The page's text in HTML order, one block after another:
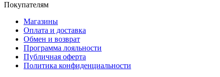
Покупателям
Магазины
Оплата и доставка
Обмен и возврат
Программа лояльности
Публичная оферта
Политика конфиденциальности